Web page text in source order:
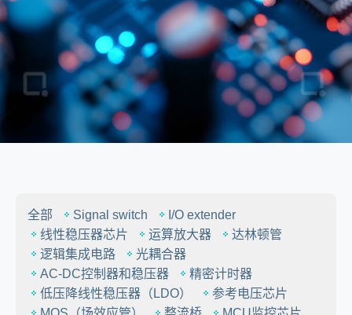
全部 Signal switch
I/O extender
线性稳压器芯片
运算放大器
达林顿管
逻辑集成电路
光耦合器
AC-DC控制器和稳压器
精密计时器
低压降线性稳压器（LDO）
参考电压芯片